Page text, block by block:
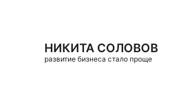
НИКИТА СОЛОВОВ
развитие бизнеса стало проще